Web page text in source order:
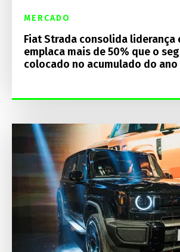
MERCADO
Fiat Strada consolida liderança
emplaca mais de 50% que o
colocado no acumulado do ano